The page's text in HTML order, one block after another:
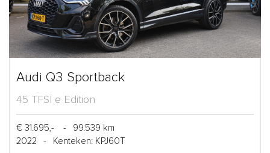
Audi Q3 Sportback
45 TFSI e Edition
€ 31.695,- -
99.539 km
2022
- Kenteken: KPJ60T